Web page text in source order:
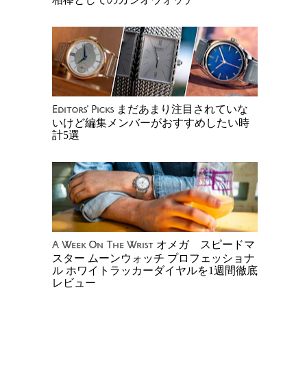
Editors' Picks まだあまり注目されていな
いけど編集メンバーがおすすめしたい時
計5選
A Week On The Wrist オメガ スピードマ
スター ムーンウォッチ プロフェッショナ
ル ホワイトラッカーダイヤルを1週間徹底
レビュー